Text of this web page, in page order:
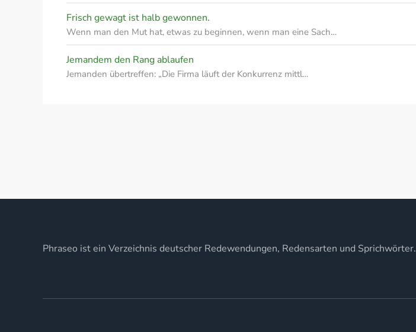
Frisch gewagt ist halb gewonnen.
Wenn man den Mut hat, etwas zu beginnen, wenn man eine Sach…
Jemandem den Rang ablaufen
Jemanden übertreffen: „Die Firma läuft der Konkurrenz mittl…
Phraseo ist ein Verzeichnis deutscher Redewendungen, Redensarten und Sprichwörter.